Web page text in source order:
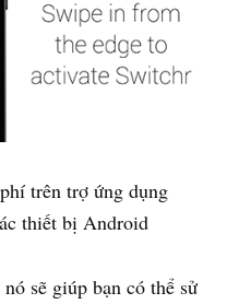
trên trợ ứng dụng
thiết bị Android
sẽ giúp bạn có thể sử